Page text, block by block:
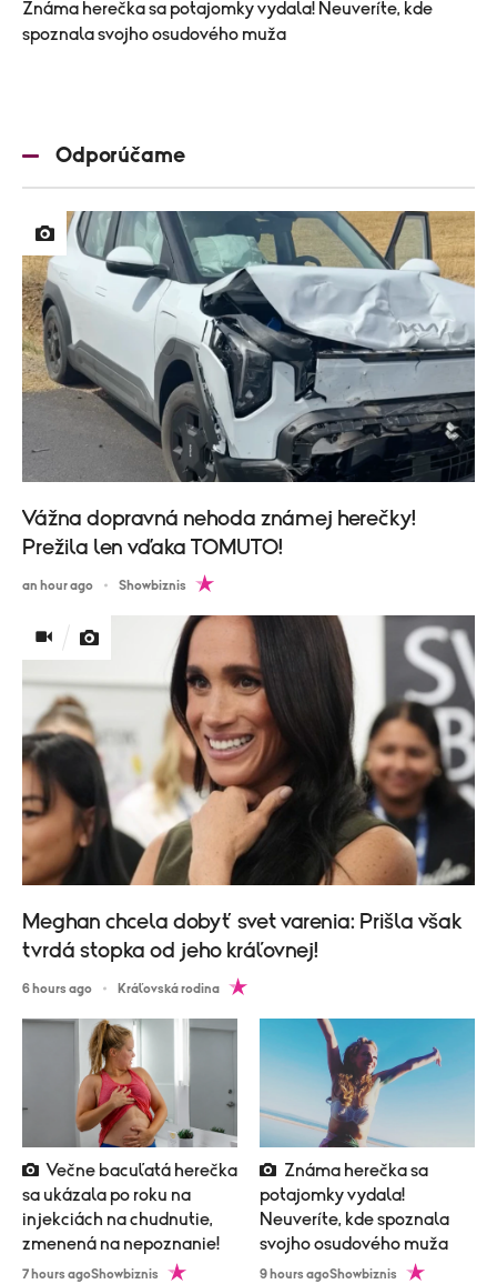
Známa herečka sa potajomky vydala! Neuveríte, kde
spoznala svojho osudového muža
Odporúčame
Vážna dopravná nehoda známej herečky!
Prežila len vďaka TOMUTO!
an hour ago Showbiznis
Meghan chcela dobyť svet varenia: Prišla však
tvrdá stopka od jeho kráľovnej!
6 hours ago Kráľovská rodina
sa ukázala po roku na
injekciách na chudnutie,
zmenená na nepoznanie!
7 hours agoShowbiznis
potajomky vydala!
Neuveríte, kde spoznala
svojho osudového muža
9 hours agoShowbiznis